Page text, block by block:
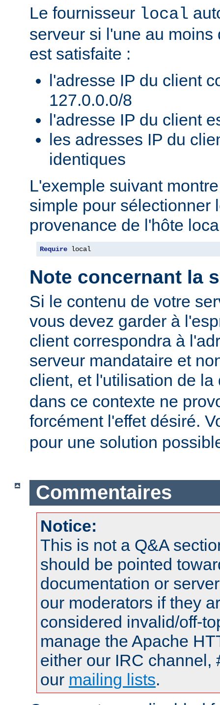
Le fournisseur local
serveur si l'une au
est satisfaite :
l'adresse IP du client
127.0.0.0/8
l'adresse IP du client
les adresses IP du
identiques
L'exemple suivant
simple pour sélectionner
provenance de l'hôte
Require local
Note concernant la
Si le contenu de votre
vous devez garder à
client correspondra à
serveur mandataire et
client, et l'utilisation de
dans ce contexte ne
forcément l'effet désiré.
pour une solution
Commentaires
Notice:
This is not a Q&A
should be pointed
documentation or
our moderators if they
considered invalid/off-
manage the Apache
either our IRC channel,
our mailing lists.